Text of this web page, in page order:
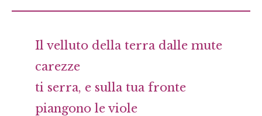
Il velluto della terra dalle mute
carezze
ti serra, e sulla tua fronte
piangono le viole